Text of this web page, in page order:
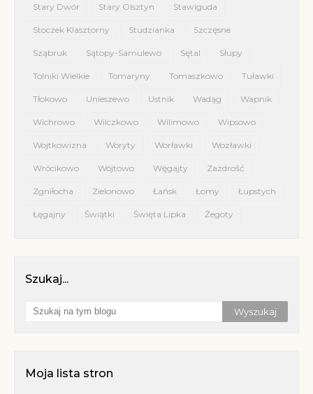
Stary Dwór Stary Olsztyn Stawiguda
Stoczek Klasztorny Studzianka Szczęsne
Sząbruk Sątopy-Samulewo Sętal Słupy
Tolniki Wielkie Tomaryny Tomaszkowo Tuławki
Tłokowo Unieszewo Ustnik Wadąg Wapnik
Wichrowo Wilczkowo Wilimowo Wipsowo
Wojtkowizna Woryty Worławki Wozławki
Wrócikowo Wójtowo Węgajty Zazdrość
Zgniłocha Zielonowo Łańsk Łomy Łupstych
Łęgajny Świątki Święta Lipka Żegoty
Szukaj...
Moja lista stron